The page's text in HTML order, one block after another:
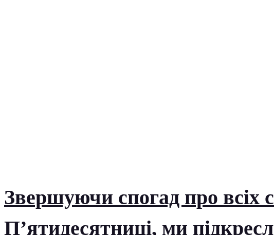
Звершуючи спогад про всіх
П’ятидесятниці, ми